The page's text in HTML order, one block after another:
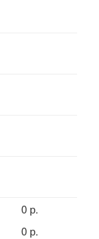
0 р.
0 р.